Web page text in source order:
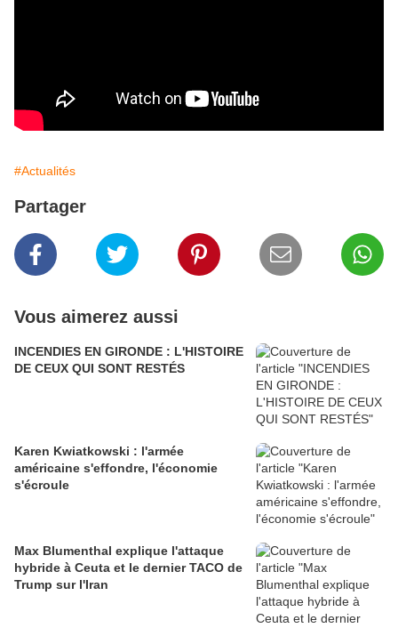
#Actualités
Partager
Vous aimerez aussi
INCENDIES EN GIRONDE : L'HISTOIRE
DE CEUX QUI SONT RESTÉS
Karen Kwiatkowski : l'armée
américaine s'effondre, l'économie
s'écroule
Max Blumenthal explique l'attaque
hybride à Ceuta et le dernier TACO de
Trump sur l'Iran